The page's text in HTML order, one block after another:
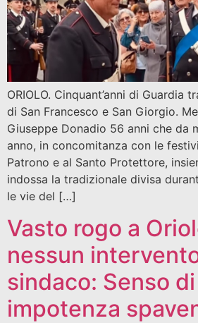
ORIOLO. Cinquant’anni di Guardia
di San Francesco e San Giorgio.
Giuseppe Donadio 56 anni che da
anno, in concomitanza con le
Patrono e al Santo Protettore,
indossa la tradizionale divisa
le vie del […]
Vasto rogo a
nessun
sindaco: Senso di
impotenza